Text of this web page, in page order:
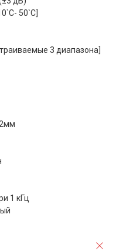
50`C]
3 диапазона]
1 кГц